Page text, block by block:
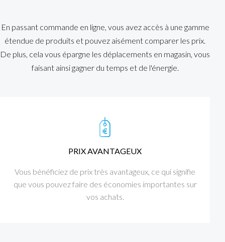
En passant commande en ligne, vous avez accès à une gamme
étendue de produits et pouvez aisément comparer les prix.
De plus, cela vous épargne les déplacements en magasin, vous
faisant ainsi gagner du temps et de l'énergie.
PRIX AVANTAGEUX
Vous bénéficiez de prix très avantageux, ce qui signifie
que vous pouvez faire des économies importantes sur
vos achats.